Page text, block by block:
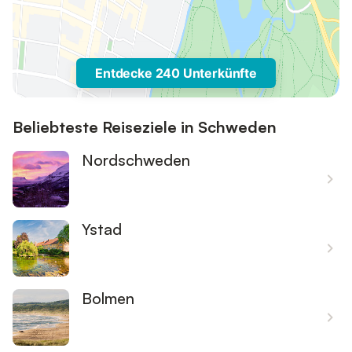
Entdecke 240 Unterkünfte
Beliebteste Reiseziele in Schweden
Nordschweden
Ystad
Bolmen